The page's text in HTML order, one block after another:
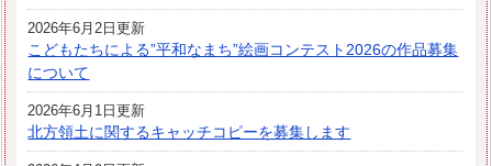
2026年6月2日更新
こどもたちによる”平和なまち”絵画コンテスト2026の作品募集
について
2026年6月1日更新
北方領土に関するキャッチコピーを募集します